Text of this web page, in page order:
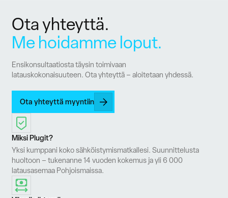
Ota yhteyttä.
Me hoidamme loput.
Ensikonsultaatiosta täysin toimivaan
latauskokonaisuuteen. Ota yhteyttä – aloitetaan yhdessä.
Ota yhteyttä myyntiin
Miksi Plugit?
Yksi kumppani koko sähköistymismatkallesi. Suunnittelusta
huoltoon – tukenanne 14 vuoden kokemus ja yli 6 000
latausasemaa Pohjoismaissa.